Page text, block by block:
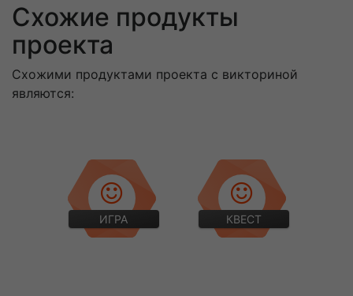
Схожие продукты
проекта
Схожими продуктами проекта с викториной
являются:
ИГРА КВЕСТ